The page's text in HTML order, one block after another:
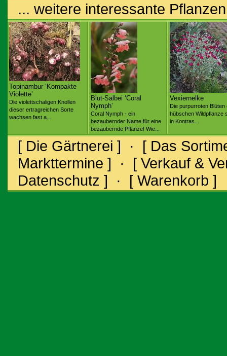
... weitere interessante Pflanzen
Topinambur ‘Kompakte
Violette’
Die violettschaligen Knollen
dieser ertragreichen Sorte
wachsen fast a...
Blut-Salbei ‘Coral
Nymph’
Coral Nymph - ein
bezaubernder Name für eine
bezaubernde Pflanze! Wie...
Vexiernelke
Die purpurroten Blüten
hübschen Wildpflanze
in Kontras...
[ Die Gärtnerei ] · [ Das
Markttermine ] · [ Verkauf &
Datenschutz ] · [ Warenkorb ]